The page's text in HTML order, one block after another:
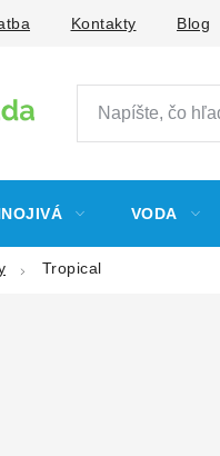
Kontakty Blog
VODA
Tropical